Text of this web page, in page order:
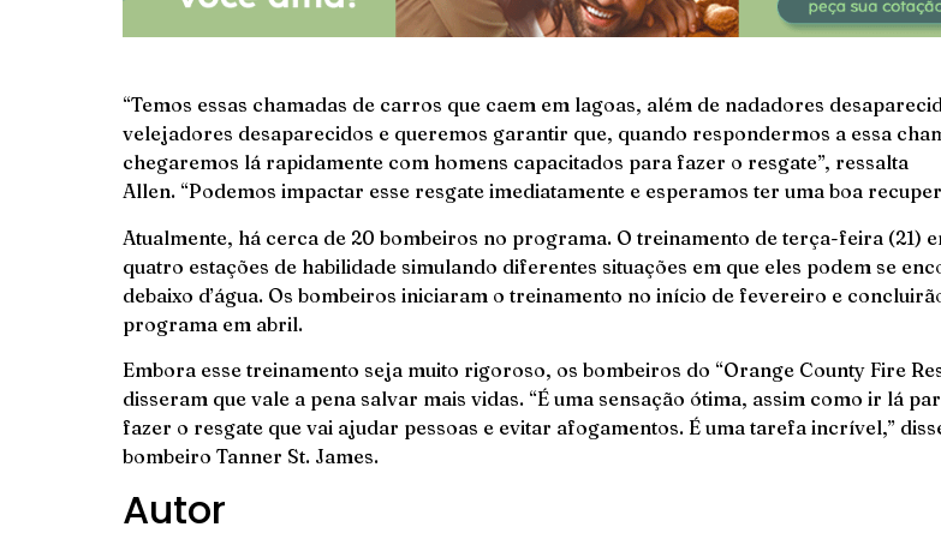
“Temos essas chamadas de carros que caem em lagoas, além de nadadores
velejadores desaparecidos e queremos garantir que, quando respondermos a essa
chegaremos lá rapidamente com homens capacitados para fazer o resgate”, ressalta
Allen. “Podemos impactar esse resgate imediatamente e esperamos ter uma boa
Atualmente, há cerca de 20 bombeiros no programa. O treinamento de terça-feira (21)
quatro estações de habilidade simulando diferentes situações em que eles podem se
debaixo d’água. Os bombeiros iniciaram o treinamento no início de fevereiro e
programa em abril.
Embora esse treinamento seja muito rigoroso, os bombeiros do “Orange County Fire
disseram que vale a pena salvar mais vidas. “É uma sensação ótima, assim como ir lá
fazer o resgate que vai ajudar pessoas e evitar afogamentos. É uma tarefa incrível,”
bombeiro Tanner St. James.
Autor